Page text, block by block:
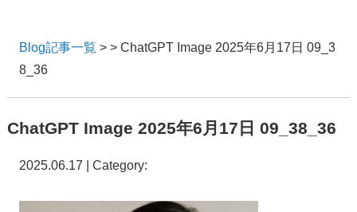
Blog記事一覧 > > ChatGPT Image 2025年6月17日 09_3
8_36
ChatGPT Image 2025年6月17日 09_38_36
2025.06.17 | Category: